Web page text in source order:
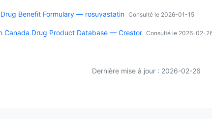
Benefit Formulary — rosuvastatin Consulté le 2026-01-15
Canada Drug Product Database — Crestor Consulté le 2026-02-
Dernière mise à jour : 2026-02-26